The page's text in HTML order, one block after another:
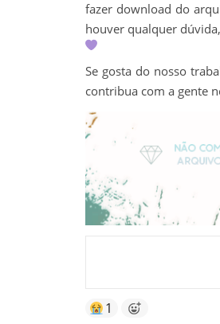
fazer download do
houver qualquer
Se gosta do nosso
contribua com a gente
1